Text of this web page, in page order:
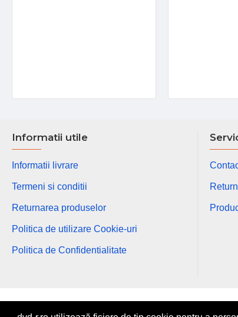
Informatii utile
Informatii livrare
Termeni si conditii
Returnarea produselor
Politica de utilizare Cookie-uri
Politica de Confidentialitate